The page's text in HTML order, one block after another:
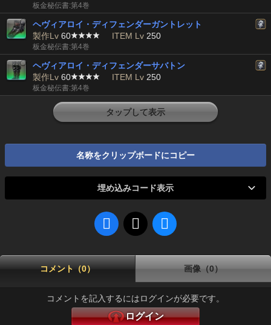
板金秘伝書:第4巻
ヘヴィアロイ・ディフェンダーガントレット
製作Lv 60 ITEM Lv 250
板金秘伝書:第4巻
ヘヴィアロイ・ディフェンダーサバトン
製作Lv 60 ITEM Lv 250
板金秘伝書:第4巻
タップして表示
名称をクリップボードにコピー
埋め込みコード表示
コメント（0） 画像（0）
コメントを記入するにはログインが必要です。
ログイン